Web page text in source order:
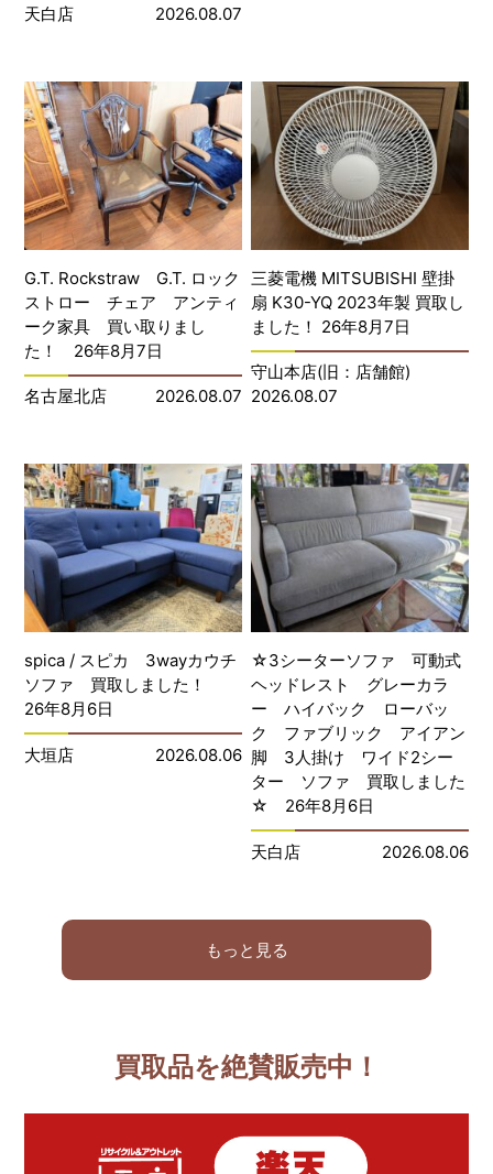
天白店 2026.08.07
G.T. Rockstraw G.T. ロック
ストロー チェア アンティ
ーク家具 買い取りまし
た！ 26年8月7日
名古屋北店 2026.08.07
三菱電機 MITSUBISHI 壁掛
扇 K30-YQ 2023年製 買取し
ました！ 26年8月7日
守山本店(旧：店舗館)
2026.08.07
spica / スピカ 3wayカウチ
ソファ 買取しました！
26年8月6日
大垣店 2026.08.06
☆3シーターソファ 可動式
ヘッドレスト グレーカラ
ー ハイバック ローバッ
ク ファブリック アイアン
脚 3人掛け ワイド2シー
ター ソファ 買取しました
☆ 26年8月6日
天白店 2026.08.06
もっと見る
買取品を絶賛販売中！